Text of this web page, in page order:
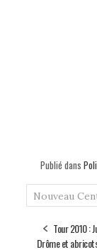
Publié dans
Nouveau
Tour 2010 :
Drôme et